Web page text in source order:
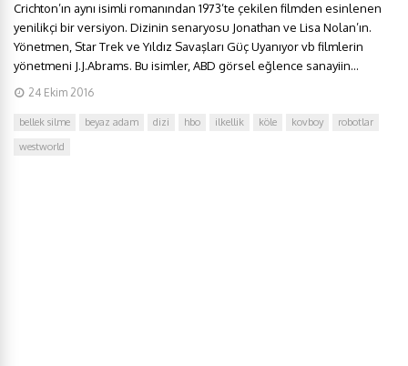
Crichton’ın aynı isimli romanından 1973’te çekilen filmden esinlenen
yenilikçi bir versiyon. Dizinin senaryosu Jonathan ve Lisa Nolan’ın.
Yönetmen, Star Trek ve Yıldız Savaşları Güç Uyanıyor vb filmlerin
yönetmeni J.J.Abrams. Bu isimler, ABD görsel eğlence sanayiin...
24 Ekim 2016
bellek silme beyaz adam dizi hbo ilkellik köle kovboy
robotlar
westworld